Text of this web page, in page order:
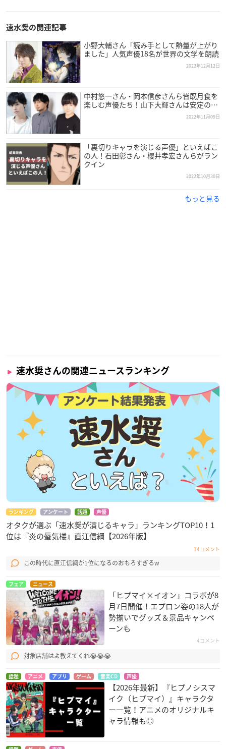
速水奨の関連記事
小野大輔さん「読み手として熱量が上がり
ました」人気声優18名が世界の文学を朗読
2022年12月12日
中村悠一さん・岡本信彦さんら皆既月食を
楽しむ声優たち！山下大輝さんは安定の…
2022年11月09日
「裏切りキャラを演じる声優」といえばこ
の人！石田彰さん・櫻井孝宏さんらがラン
クイン
2022年10月30日
もっと見る
速水奨さんの関連ニュースランキング
ランキング アンケート 話題 声優
オタクが選ぶ「速水奨が演じるキャラ」ランキングTOP10！1
位は『炎の蜃気楼』直江信綱【2026年版】
14コメント
この時代に直江信綱が1位になるのおもろすぎるw
フェア ニュース
「ヒプマイ×イオン」コラボが8
月7日開催！エプロン姿の18人が
勢揃いでグッズ＆景品キャンペ
ーンも
4コメント
対象店舗はよ教えてくれ😭😭😭
話題 アニメ アプリ ゲーム 音楽CD 声優
【2026年最新】『ヒプノシスマ
イク（ヒプマイ）』キャラクタ
ー一覧！アニメのオリジナルキ
ャラ情報も◎